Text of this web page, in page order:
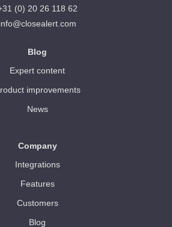
(0) 20 26 118 62
info@closealert.com
Blog
Expert content
improvements
News
Company
Integrations
Features
Customers
Blog